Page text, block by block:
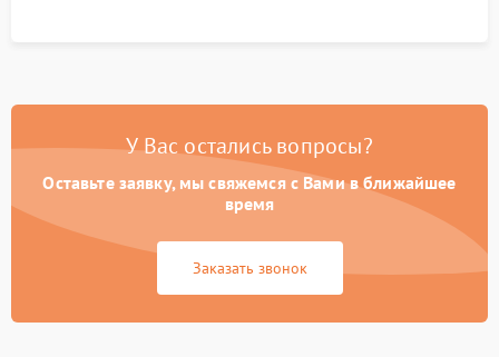
У Вас остались вопросы?
Оставьте заявку, мы свяжемся с Вами в ближайшее
время
Заказать звонок